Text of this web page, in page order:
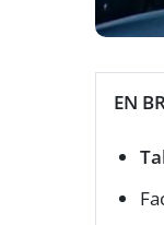
EN